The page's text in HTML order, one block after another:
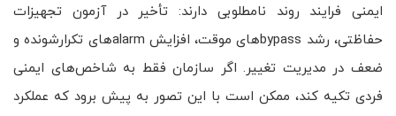
ایمنی فرایند روند نامطلوبی دارند: تأخیر در آزمون تجهیزات
حفاظتی، رشد bypassهای موقت، افزایش alarmهای تکرارشونده و
ضعف در مدیریت تغییر. اگر سازمان فقط به شاخص‌های ایمنی
فردی تکیه کند، ممکن است با این تصور به پیش برود که عملکرد